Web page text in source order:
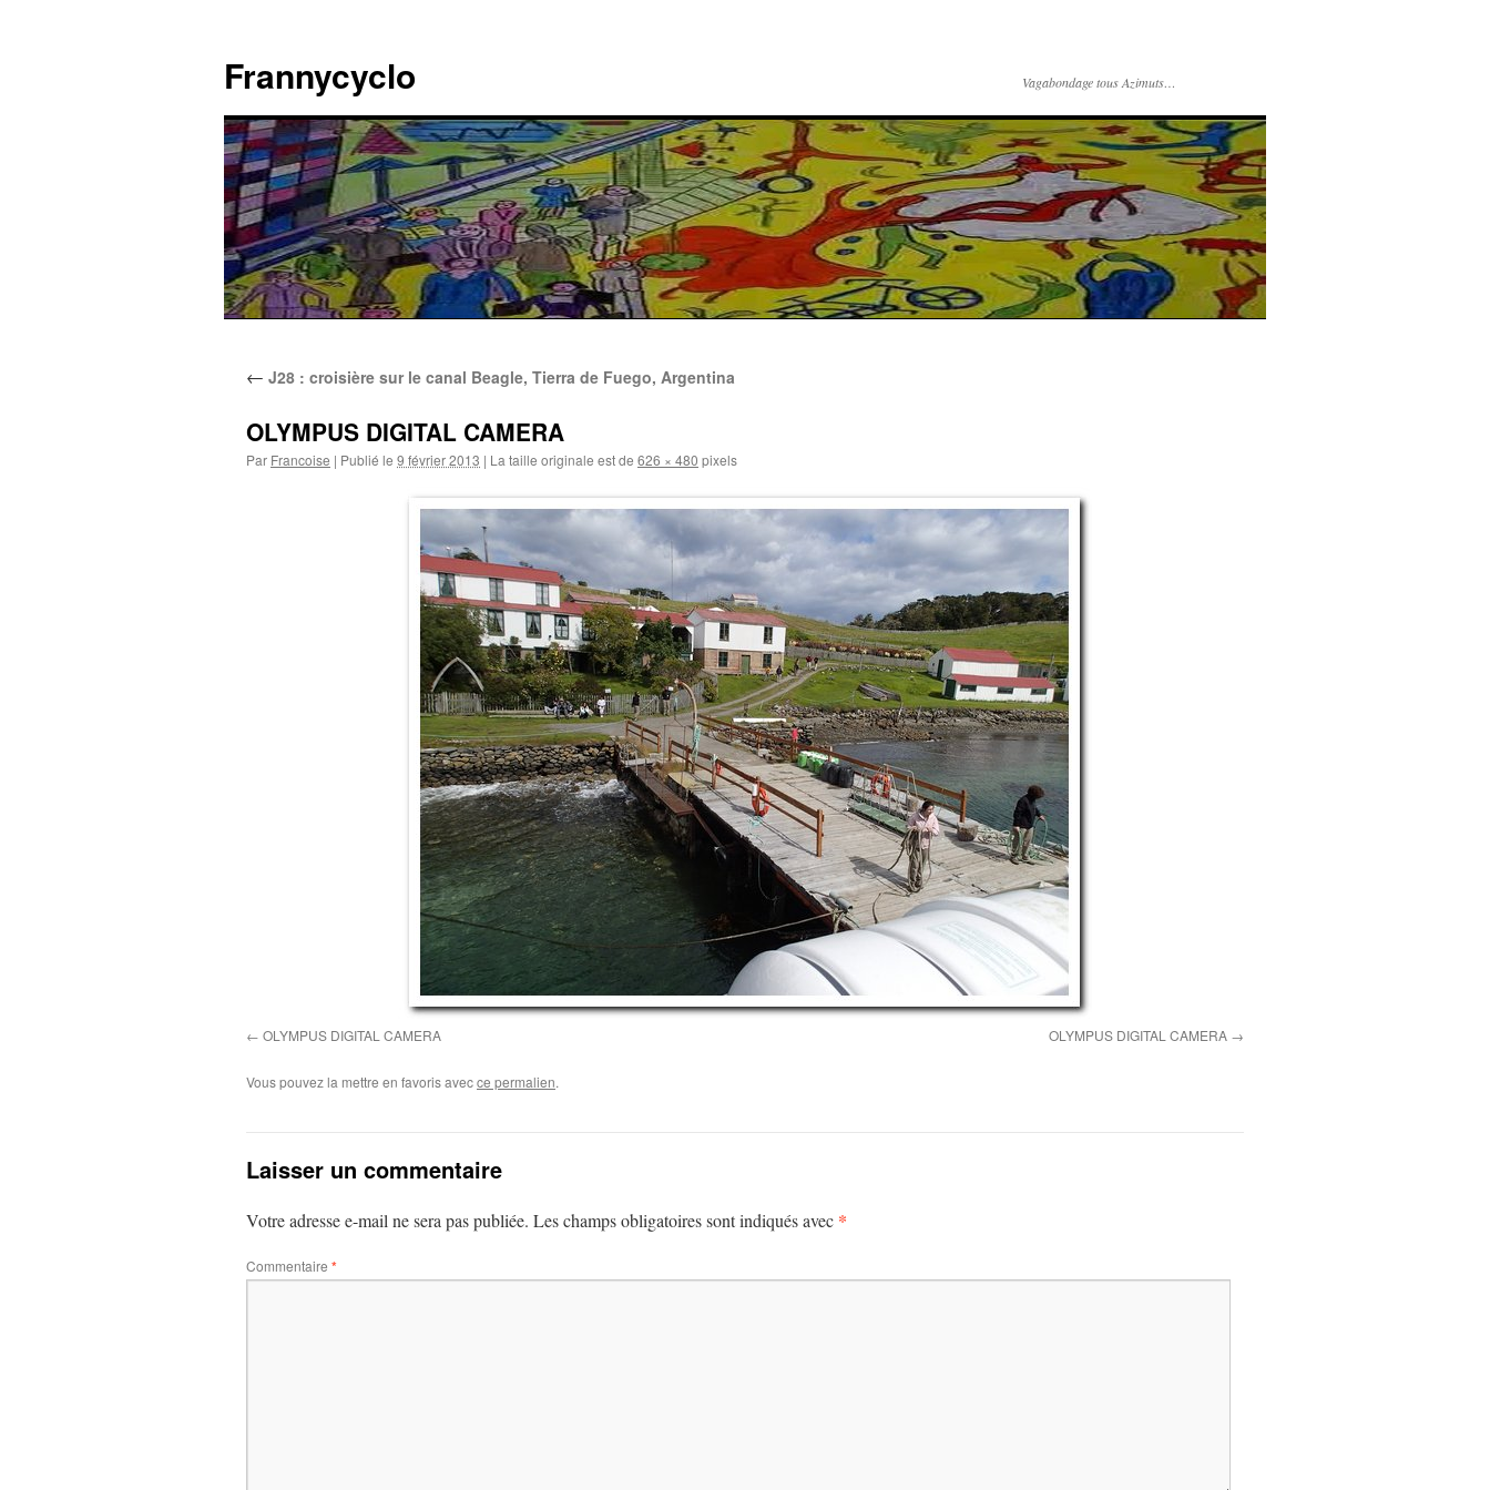
contenu
Frannycyclo Vagabondage tous Azimuts…
← J28 : croisière sur le canal Beagle, Tierra de Fuego, Argentina
OLYMPUS DIGITAL CAMERA
Par Francoise | Publié le 9 février 2013 | La taille originale est de 626 × 480 pixels
OLYMPUS DIGITAL CAMERA OLYMPUS DIGITAL CAMERA
Vous pouvez la mettre en favoris avecce permalien.
Laisser un commentaire
Votre adresse e-mail ne sera pas publiée. Les champs obligatoires sont indiqués avec *
Commentaire *